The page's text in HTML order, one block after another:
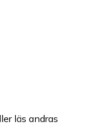
läs andras